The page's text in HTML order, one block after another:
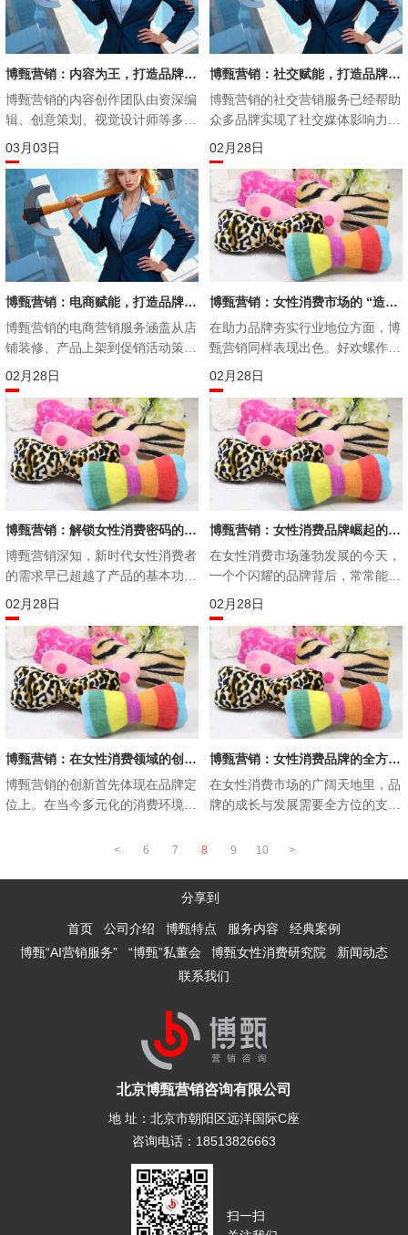
支撑。无论是社交媒体上的用户互
动，还是电商平台上的消费记录，
博甄营销都能将其转化为有价值的
商业洞察，帮助企业实现精准营
销。
把握市场趋势，为品牌制定科学的
营销策略提供有力支撑。
博甄营销：内容为王，打造品牌影响力新高度
博甄营销的内容创作团队由资深编
辑、创意策划、视觉设计师等多领
域专家组成。他们不仅具备扎实的
专业功底，更拥有敏锐的市场洞察
力和创新思维。无论是品牌故事、
产品介绍，还是行业分析、用户指
南，博甄营销都能以独特的视角和
创新的表达方式，创作出引人入胜
的内容。
博甄营销：社交赋能，打造品牌互动新生态
博甄营销​的社交营销服务已经帮助
众多品牌实现了社交媒体影响力的
显著提升。例如，某汽车品牌通过
与博甄营销合作，策划了一系列用
户参与度极高的社交互动活动，在
微博上获得了数亿的曝光量。另一
个案例是某餐饮品牌，通过博甄营
销策划的抖音挑战赛，在短时间内
获得了数百万的参与量，大大提升
了品牌知名度和用户粘性。
03
03月
博甄营销：电商赋能，打造品牌增长新引擎
博甄营销​的电商营销服务涵盖从店
铺装修、产品上架到促销活动策
划、流量获取等全流程。他们深
知，电商运营不仅仅是简单的产品
销售，更是品牌形象的塑造和用户
体验的优化。因此，博甄营销在提
供电商营销服务时，始终将品牌定
位和用户体验放在首位。
28
02月
博甄营销：女性消费市场的 “造王者”
在助力品牌夯实行业地位方面，博
甄营销同样表现出色。好欢螺作为
螺蛳粉品类的顶流品牌，虽然销量
可观，但在品牌美誉度和行业影响
力方面仍有提升空间。博甄为其提
供了从品牌策略与定位、娱乐营销
到官方帐号运营等一系列全方位服
务。通过这些举措，好欢螺在行业
与用户心中的地位更加稳固，进一
步巩固了其行业第一的位置，品牌
美誉度也大幅提升。
28
02月
博甄营销：解锁女性消费密码的营销智囊
博甄营销深知，新时代女性消费者
的需求早已超越了产品的基本功
能，她们更加注重个性化、情感化
以及品质感。为了满足这些多样化
的需求，博甄营销在服务品牌时，
始终围绕女性消费者的心理和行为
特征制定营销策略。在品牌定位方
面，博甄会深入挖掘品牌核心价
值，将其与女性消费者的情感需求
紧密相连。以梅虎品牌为例，这是
博甄于 2021 年 12 月创建的品
牌，致力于将现代科技与美容护肤
相结合。博甄精准定位梅虎品牌为
28
02月
博甄营销：女性消费品牌崛起的幕后推手
​在女性消费市场蓬勃发展的今天，
一个个闪耀的品牌背后，常常能看
到博甄营销忙碌而又专业的身影。
作为极具精细化营销全链路陪跑能
力的服务公司，博甄营销凭借着深
厚的行业经验、敏锐的市场洞察力
和创新的营销策略，成为众多女性
消费品牌崛起的幕后关键推手
28
02月
博甄营销：在女性消费领域的创新营销之路
博甄营销的创新首先体现在品牌定
位上。在当今多元化的消费环境
甄深知这一点，在为品牌进行定位
特价值，结合女性消费者的情感需
求和生活方式，打造出具有差异化
的品牌定位。以梅虎品牌为例，博
代科技与美容护肤相结合，精准满
求。这种创新的定位方式，让梅虎
品牌在竞争激烈的美容护肤市场中
迅速脱颖而出，吸引了大量目标客
28
02月
博甄营销：女性消费品牌的全方位营销伙伴
​在女性消费市场的广阔天地里，品
牌的成长与发展需要全方位的支持
队、丰富的经验和全面的服务，成
大，在市场竞争中脱颖而出。
< 6 7 8 9 10 >
分享到
首页 公司介绍 博甄特点 服务内容
经典案例
博甄“AI营销服务”
“博甄”私董会 博甄女性消费研究院
新闻动态
联系我们
北京博甄营销咨询有限公司
地 址：北京市朝阳区远洋国际C座
咨询电话：18513826663
扫一扫